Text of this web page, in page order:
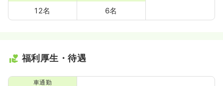
12名 6名
福利厚生・待遇
車通勤